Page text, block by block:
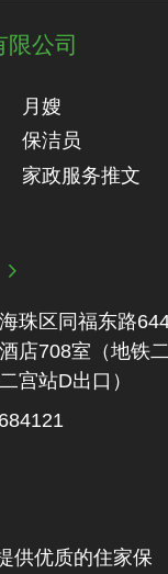
公司
月嫂
保洁员
家政服务推文

珠区同福东路
店708室（地铁‬
宫站D出口）
供优质的住家保